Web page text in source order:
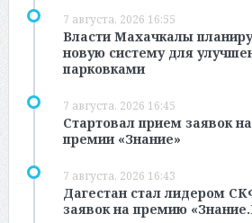
7 августа, 2026 16:55
Власти Махачкалы
новую систему для
парковками
7 августа, 2026 16:45
Стартовал прием заявок
премии «Знание»
7 августа, 2026 16:43
Дагестан стал лидером
заявок на премию